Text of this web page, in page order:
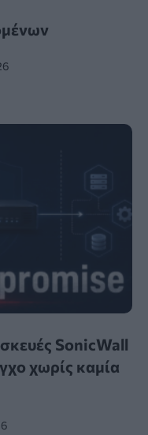
SonicWall
χωρίς καμία